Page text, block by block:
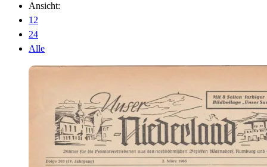
Ansicht:
12
24
Alle